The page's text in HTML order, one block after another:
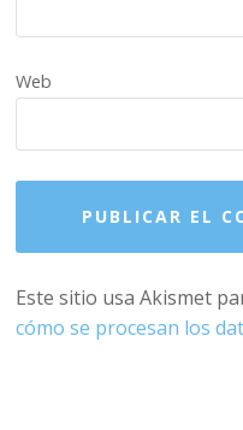
Web
Este sitio usa Akismet
cómo se procesan los